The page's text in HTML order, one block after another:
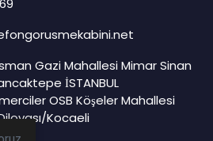
Gazi Mahallesi Mimar Sinan
İSTANBUL
OSB Köşeler Mahallesi
Kocaeli